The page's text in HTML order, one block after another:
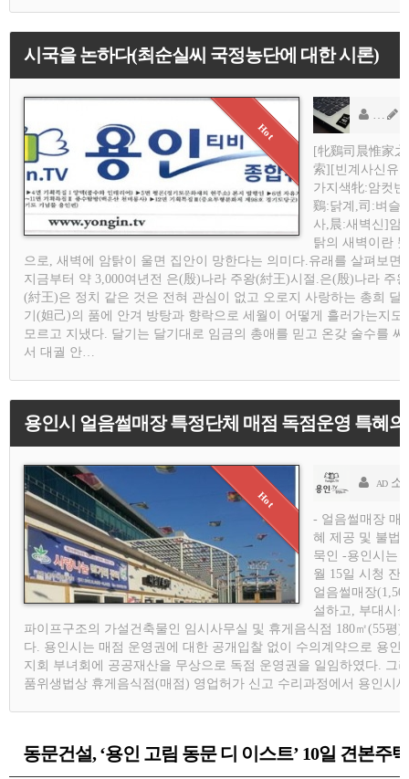
시국을 논하다(최순실씨 국정농단에 대한 시론)
AD 용
[牝鷄司晨惟家之
索][빈계사신유
가지색牝:암컷빈,
鷄:닭계,司:벼슬
사,晨:새벽신] 암
탉의 새벽이란 뜻
으로, 새벽에 암탉이 울면 집안이 망한다는 의미다.유래를 살펴보면,
지금부터 약 3,000여년전 은(殷)나라 주왕(紂王)시절.은(殷)나라 주왕
(紂王)은 정치 같은 것은 전혀 관심이 없고 오로지 사랑하는 총희 달
기(妲己)의 품에 안겨 방탕과 향락으로 세월이 어떻게 흘러가는지도
모르고 지냈다. 달기는 달기대로 임금의 총애를 믿고 온갖 술수를 써
서 대궐 안…
용인시 얼음썰매장 특정단체 매점 독점운영 특혜
AD 소연기자
- 얼음썰매장 매
혜 제공 및 불법
묵인 -용인시는
월 15일 시청 잔
얼음썰매장
설하고, 부대시
파이프구조의 가설건축물인 임시사무실 및 휴게음식점 180㎡(55평)
다. 용인시는 매점 운영권에 대한 공개입찰 없이 수의계약으로 용인
지회 부녀회에 공공재산을 무상으로 독점 운영권을 일임하였다. 그
품위생법상 휴게음식점(매점) 영업허가 신고 수리과정에서 용인시
동문건설, ‘용인 고림 동문 디 이스트’ 10일 견본주